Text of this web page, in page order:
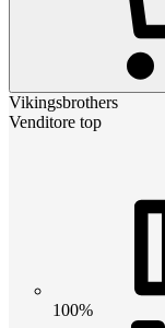
Vikingsbrothers
Venditore top
100%